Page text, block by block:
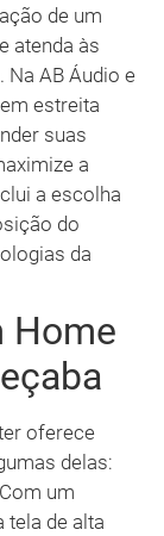
de um
atenda às
AB Áudio e
estreita
suas
a
a escolha
do
da
Home
oferece
delas:
Com um
tela de alta